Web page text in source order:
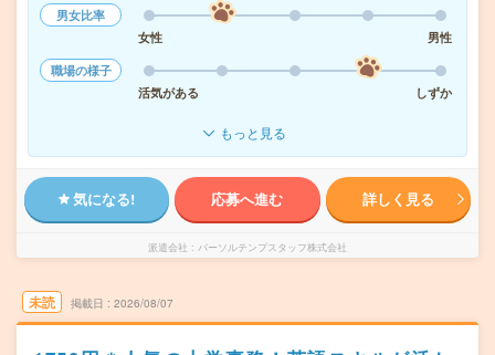
男女比率
女性
男性
職場の様子
活気がある
しずか
もっと見る
気になる! 応募へ進む 詳しく見る
派遣会社 パーソルテンプスタッフ株式会社
未読 掲載日 2026/08/07